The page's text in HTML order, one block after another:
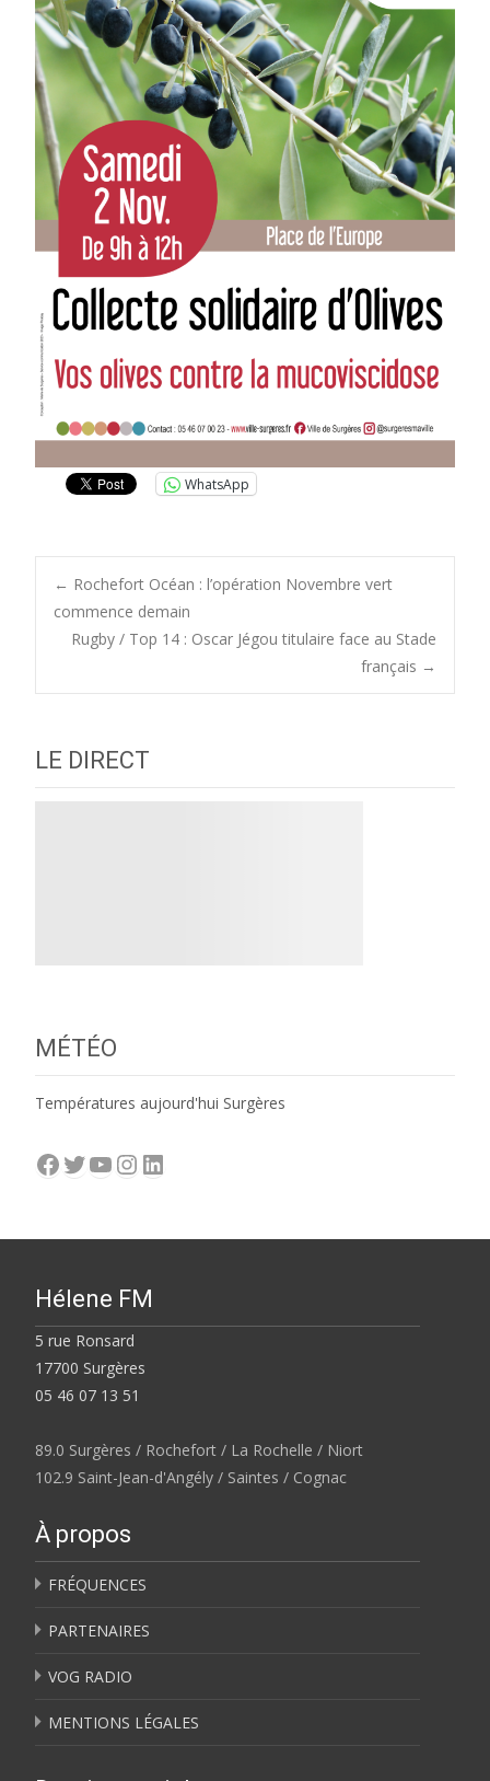
WhatsApp
Post
navigation
← Rochefort Océan : l’opération Novembre vert
commence demain
Rugby / Top 14 : Oscar Jégou titulaire face au Stade
français →
LE DIRECT
MÉTÉO
Températures aujourd'hui Surgères
Facebook
Twitter
YouTube
Instagram
LinkedIn
Hélene FM
5 rue Ronsard
17700 Surgères
05 46 07 13 51
89.0 Surgères / Rochefort / La Rochelle / Niort
102.9 Saint-Jean-d'Angély / Saintes / Cognac
À propos
FRÉQUENCES
PARTENAIRES
VOG RADIO
MENTIONS LÉGALES